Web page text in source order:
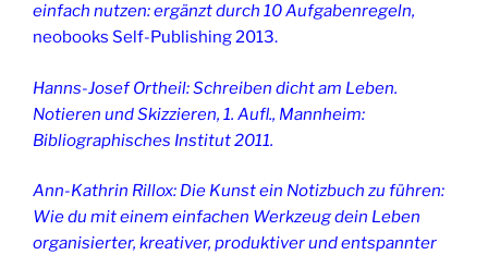
einfach nutzen: ergänzt durch 10 Aufgabenregeln,
neobooks Self-Publishing 2013.
Hanns-Josef Ortheil: Schreiben dicht am Leben.
Notieren und Skizzieren, 1. Aufl., Mannheim:
Bibliographisches Institut 2011.
Ann-Kathrin Rillox: Die Kunst ein Notizbuch zu führen:
Wie du mit einem einfachen Werkzeug dein Leben
organisierter, kreativer, produktiver und entspannter